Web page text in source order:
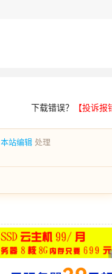
下载错误？ 【投诉报
本站编辑 处理